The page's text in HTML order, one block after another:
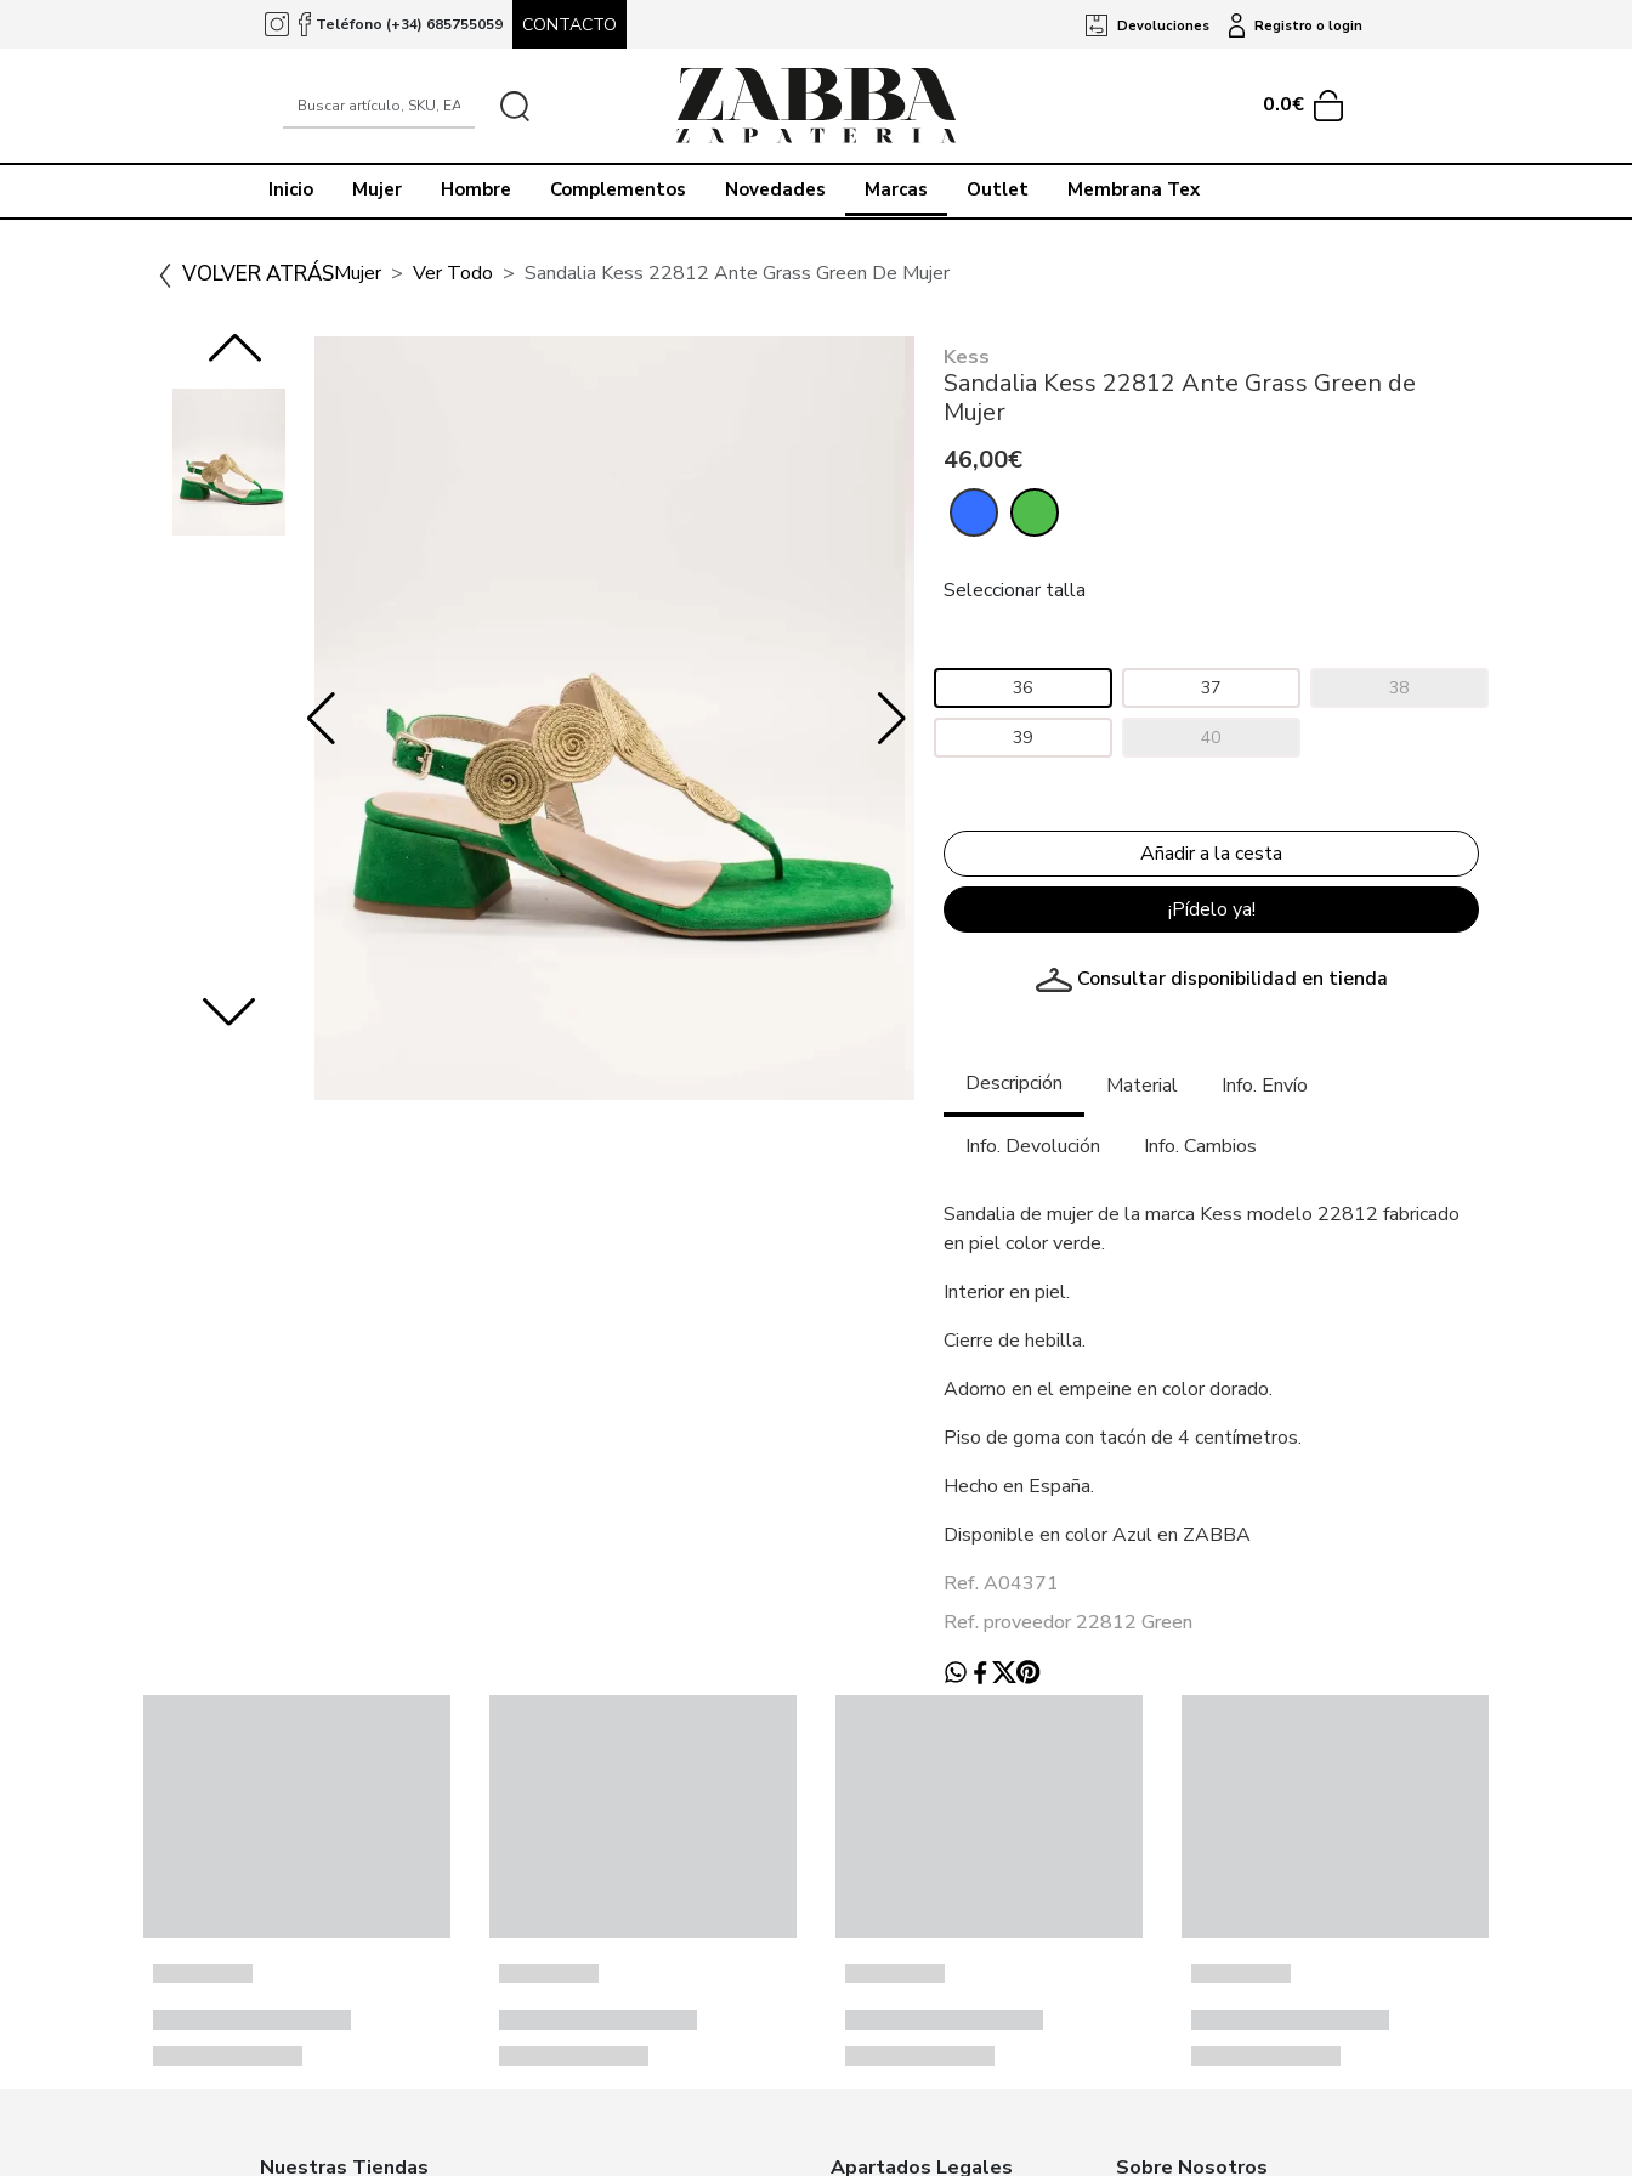
Teléfono (+34) 685755059 CONTACTO Devoluciones Registro o login
0.0€
Inicio Mujer Hombre Complementos Novedades Marcas Outlet Membrana Tex
VOLVER ATRÁSMujer Ver Todo Sandalia Kess 22812 Ante Grass Green De Mujer
Kess
Sandalia Kess 22812 Ante Grass Green de
Mujer
46,00€
Seleccionar talla
36 37 38
39 40
¡Pídelo ya!
Consultar disponibilidad en tienda
Descripción Material Info. Envío
Info. Devolución Info. Cambios
Sandalia de mujer de la marca Kess modelo 22812 fabricado
en piel color verde.
Interior en piel.
Cierre de hebilla.
Adorno en el empeine en color dorado.
Piso de goma con tacón de 4 centímetros.
Hecho en España.
Disponible en color Azul en ZABBA
Ref. A04371
Ref. proveedor 22812 Green
Nuestras Tiendas
Apartados Legales
Sobre Nosotros